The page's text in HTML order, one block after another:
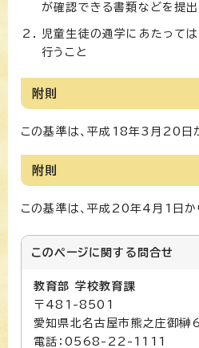
が確認できる書類などを提出
児童生徒の通学にあたって
行うこと
附則
この基準は、平成18年3月20日
附則
この基準は、平成20年4月1日か
このページに関する 問合せ
教育部 学校教育課
〒481-8501
愛知県北名古屋市熊之庄御榊
電話：0568-22-1111